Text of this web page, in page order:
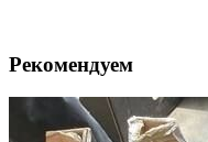
Рекомендуем